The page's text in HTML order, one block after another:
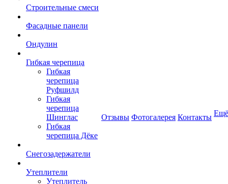
Строительные смеси
Фасадные панели
Ондулин
Гибкая черепица
Гибкая
черепица
Руфшилд
Гибкая
черепица
Шинглас
Гибкая
черепица Дёке
Снегозадержатели
Утеплители
Утеплитель
Отзывы Фотогалерея Контакты Ещё